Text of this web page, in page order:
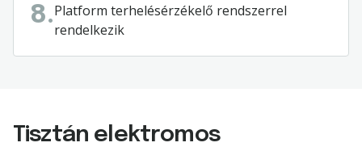
8.Platform terhelésérzékelő rendszerrel
rendelkezik
Tisztán elektromos